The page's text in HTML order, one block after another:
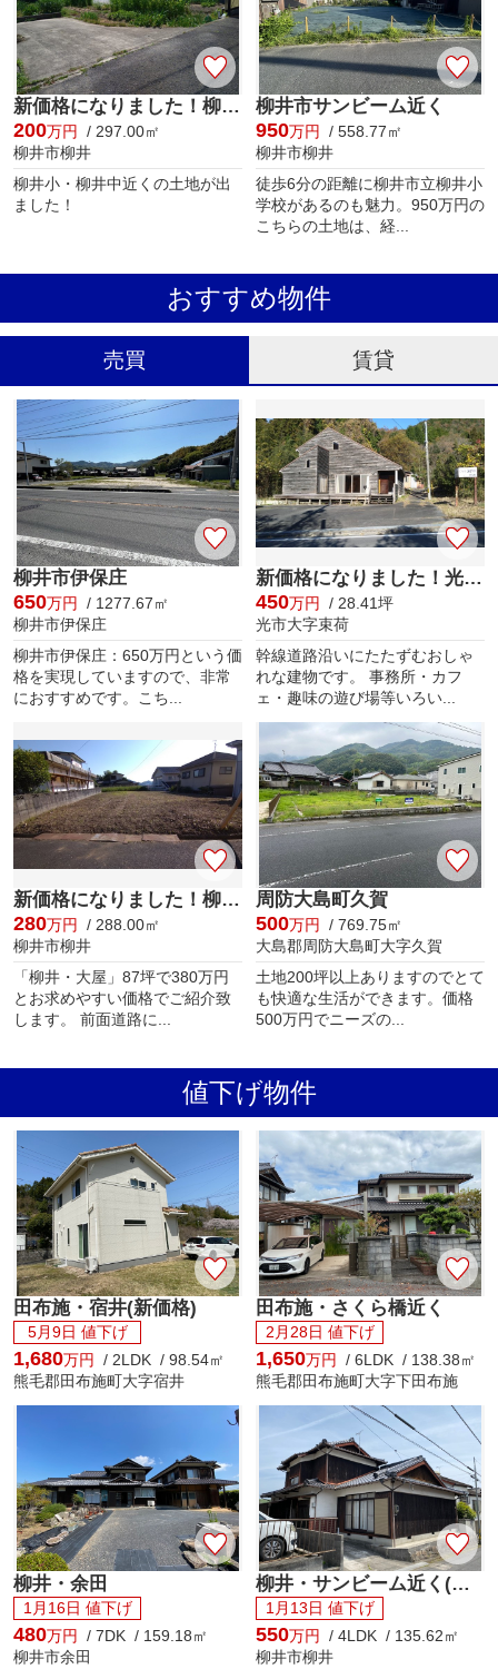
新価格になりました！柳井・柳井中近く
200万円
/ 297.00㎡
柳井市柳井
柳井小・柳井中近くの土地が出
ました！
柳井市サンビーム近く
950万円
/ 558.77㎡
柳井市柳井
徒歩6分の距離に柳井市立柳井小
学校があるのも魅力。950万円の
こちらの土地は、経...
おすすめ物件
売買 賃貸
柳井市伊保庄
650万円
/ 1277.67㎡
柳井市伊保庄
柳井市伊保庄：650万円という価
格を実現していますので、非常
におすすめです。こち...
新価格になりました！光・束荷
450万円
/ 28.41坪
光市大字束荷
幹線道路沿いにたたずむおしゃ
れな建物です。 事務所・カフ
ェ・趣味の遊び場等いろい...
新価格になりました！柳井・大屋
280万円
/ 288.00㎡
柳井市柳井
「柳井・大屋」87坪で380万円
とお求めやすい価格でご紹介致
します。 前面道路に...
周防大島町久賀
500万円
/ 769.75㎡
大島郡周防大島町大字久賀
土地200坪以上ありますのでとて
も快適な生活ができます。価格
500万円でニーズの...
値下げ物件
田布施・宿井(新価格)
5月9日 値下げ
1,680万円
/ 2LDK / 98.54㎡
熊毛郡田布施町大字宿井
田布施・さくら橋近く
2月28日 値下げ
1,650万円
/ 6LDK / 138.38㎡
熊毛郡田布施町大字下田布施
柳井・余田
1月16日 値下げ
480万円
/ 7DK / 159.18㎡
柳井市余田
柳井・サンビーム近く(商談中)
1月13日 値下げ
550万円
/ 4LDK / 135.62㎡
柳井市柳井